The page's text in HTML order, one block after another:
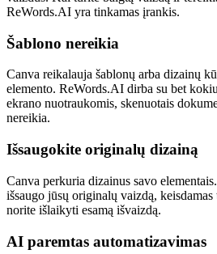
ReWords.AI yra tinkamas įrankis.
Šablono nereikia
Canva reikalauja šablonų arba dizainų
elemento. ReWords.AI dirba su bet
ekrano nuotraukomis, skenuotais
nereikia.
Išsaugokite originalų dizainą
Canva perkuria dizainus savo
išsaugo jūsų originalų vaizdą,
norite išlaikyti esamą išvaizdą.
AI paremtas automatizavimas